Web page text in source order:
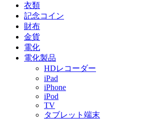
衣類
記念コイン
財布
金貨
電化
電化製品
HDレコーダー
iPad
iPhone
iPod
TV
タブレット端末